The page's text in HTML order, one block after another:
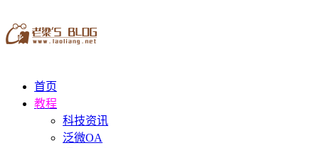
首页
教程
科技资讯
泛微OA